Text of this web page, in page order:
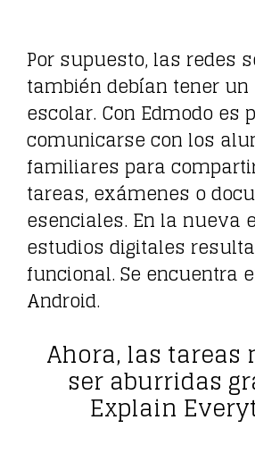
Por supuesto, las redes
también debían tener
escolar. Con Edmodo es
comunicarse con los
familiares para
tareas, exámenes o
esenciales. En la nueva
estudios digitales
funcional. Se encuentra
Android.
Ahora, las tareas
ser aburridas
Explain